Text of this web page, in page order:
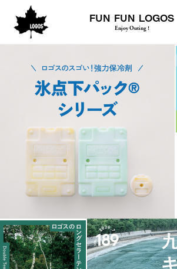
FUN FUN LOGOS
Enjoy Outing !